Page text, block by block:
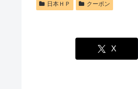
日本ＨＰ クーポン
X